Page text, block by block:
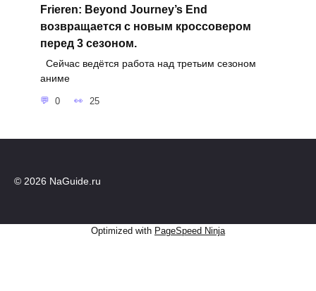
Frieren: Beyond Journey’s End
возвращается с новым кроссовером
перед 3 сезоном.
Сейчас ведётся работа над третьим сезоном
аниме
0 25
© 2026 NaGuide.ru
Optimized with PageSpeed Ninja